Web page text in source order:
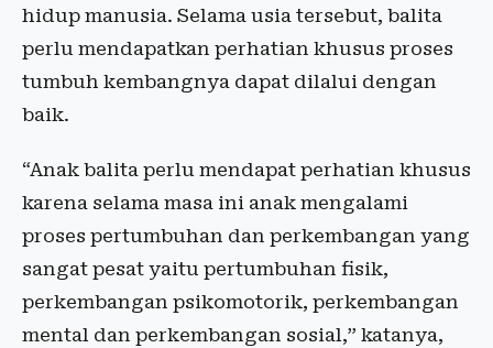
hidup manusia. Selama usia tersebut, balita
perlu mendapatkan perhatian khusus proses
tumbuh kembangnya dapat dilalui dengan
baik.
“Anak balita perlu mendapat perhatian khusus
karena selama masa ini anak mengalami
proses pertumbuhan dan perkembangan yang
sangat pesat yaitu pertumbuhan fisik,
perkembangan psikomotorik, perkembangan
mental dan perkembangan sosial,” katanya,